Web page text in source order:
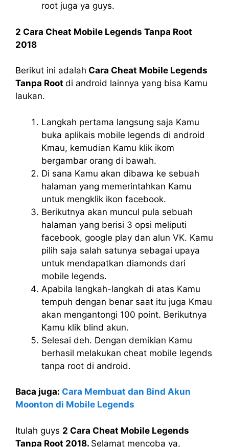
root juga ya guys.
2 Cara Cheat Mobile Legends Tanpa Root
2018
Berikut ini adalah Cara Cheat Mobile Legends
Tanpa Root di android lainnya yang bisa Kamu
laukan.
Langkah pertama langsung saja Kamu
buka aplikais mobile legends di android
Kmau, kemudian Kamu klik ikom
bergambar orang di bawah.
Di sana Kamu akan dibawa ke sebuah
halaman yang memerintahkan Kamu
untuk mengklik ikon facebook.
Berikutnya akan muncul pula sebuah
halaman yang berisi 3 opsi meliputi
facebook, google play dan alun VK. Kamu
pilih saja salah satunya sebagai upaya
untuk mendapatkan diamonds dari
mobile legends.
Apabila langkah-langkah di atas Kamu
tempuh dengan benar saat itu juga Kmau
akan mengantongi 100 point. Berikutnya
Kamu klik blind akun.
Selesai deh. Dengan demikian Kamu
berhasil melakukan cheat mobile legends
tanpa root di android.
Baca juga: Cara Membuat dan Bind Akun
Moonton di Mobile Legends
Itulah guys 2 Cara Cheat Mobile Legends
Tanpa Root 2018. Selamat mencoba ya,